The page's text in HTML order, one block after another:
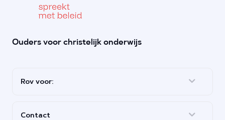
Ouders voor christelijk onderwijs
Rov voor:
Contact